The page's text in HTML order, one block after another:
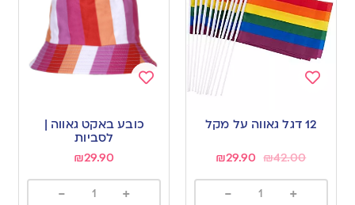
to
wishlist
12 דגל גאווה על מקל
₪42.00
₪29.90
+
-
wishlist
כובע באקט גאווה |
לסביות
₪29.90
+
-